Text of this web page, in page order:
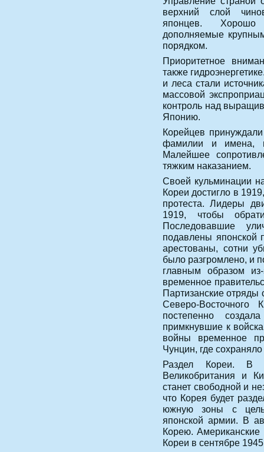
верхний слой
японцев. Хорошо
дополняемые
порядком.
Приоритетное
также
и леса стали
массовой
контроль над
Японию.
Корейцев
фамилии и имена,
Малейшее
тяжким наказанием.
Своей кульминации
Кореи достигло в
протеста. Лидеры
1919, чтобы
Последовавшие
подавлены японской
арестованы, сотни
было разгромлено, и
главным образом
временное
Партизанские отряды
Северо-Восточного
постепенно
примкнувшие к
войны временное
Чунцин, где
Раздел Кореи. В
Великобритания и
станет свободной и
что Корея будет
южную зоны с
японской армии. В
Корею.
Кореи в сентябре